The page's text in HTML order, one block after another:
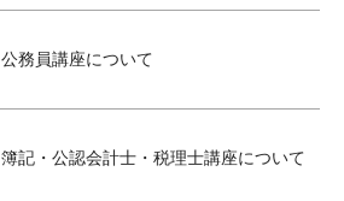
公務員講座について
簿記・公認会計士・税理士講座について